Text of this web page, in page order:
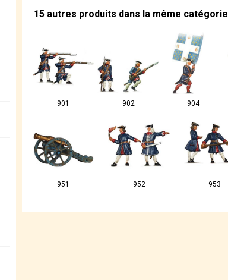
15 autres produits dans la même catégorie
901 902 904
951 952 953